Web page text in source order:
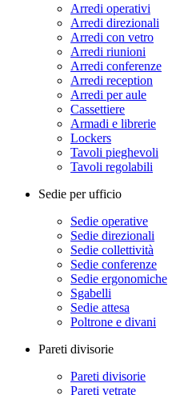
Arredi operativi
Arredi direzionali
Arredi con vetro
Arredi riunioni
Arredi conferenze
Arredi reception
Arredi per aule
Cassettiere
Armadi e librerie
Lockers
Tavoli pieghevoli
Tavoli regolabili
Sedie per ufficio
Sedie operative
Sedie direzionali
Sedie collettività
Sedie conferenze
Sedie ergonomiche
Sgabelli
Sedie attesa
Poltrone e divani
Pareti divisorie
Pareti divisorie
Pareti vetrate